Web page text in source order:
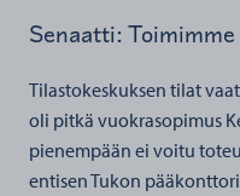
Senaatti:
Tilastokeskuksen tilat
oli pitkä vuokrasopimus
pienempään ei voitu
entisen Tukon